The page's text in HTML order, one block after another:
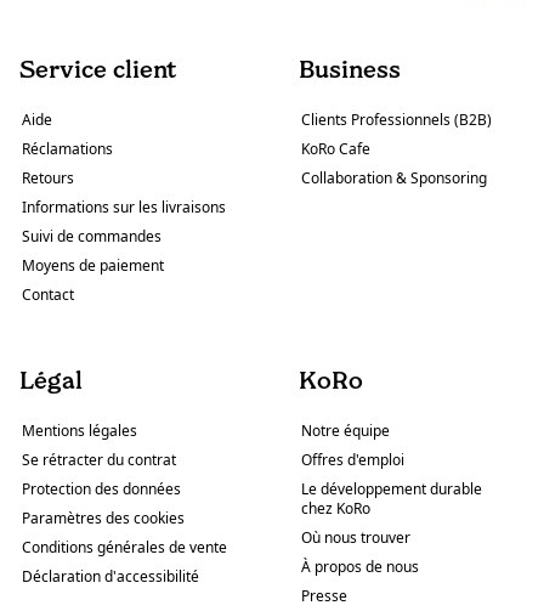
Service client
Aide
Réclamations
Retours
Informations sur les livraisons
Suivi de commandes
Moyens de paiement
Contact
Business
Clients Professionnels (B2B)
KoRo Cafe
Collaboration & Sponsoring
Légal
Mentions légales
Se rétracter du contrat
Protection des données
Paramètres des cookies
Conditions générales de vente
Déclaration d'accessibilité
KoRo
Notre équipe
Offres d'emploi
Le développement durable
chez KoRo
Où nous trouver
À propos de nous
Presse